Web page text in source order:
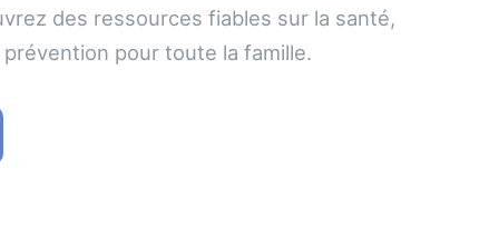
des ressources fiables sur la santé,
pour toute la famille.